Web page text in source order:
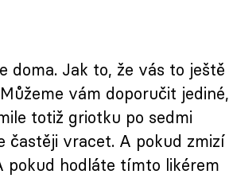
doma. Jak to, že vás to ještě
vám doporučit jediné,
totiž griotku po sedmi
častěji vracet. A pokud zmizí
pokud hodláte tímto likérem